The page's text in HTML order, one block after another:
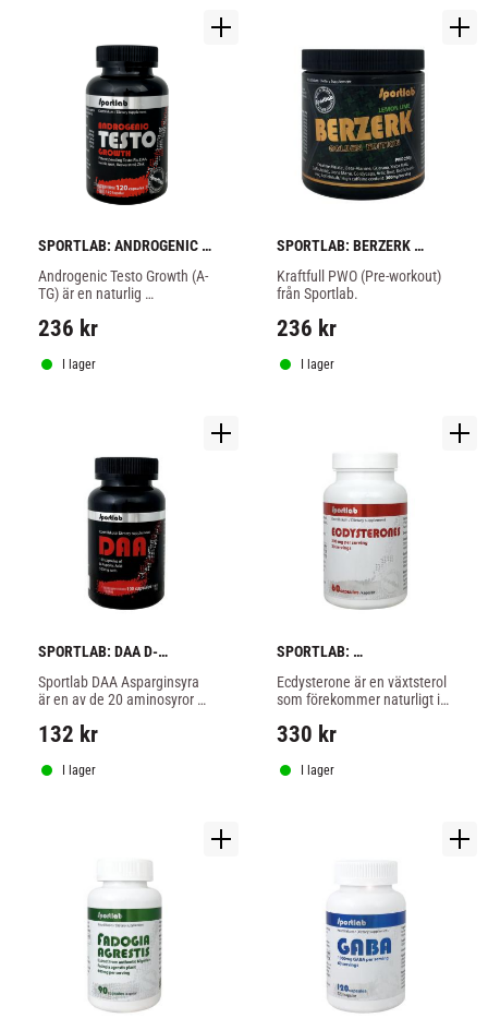
SPORTLAB: ANDROGENIC
TESTO GROWTH - 120
kapslar
Androgenic Testo Growth (A-
TG) är en naturlig
236 kr
I lager
SPORTLAB: BERZERK
GOLDEN EDITION PWO -
250gr
Kraftfull PWO (Pre-workout)
från Sportlab.
236 kr
I lager
SPORTLAB: DAA D-
ASPARTIC ACID - 100
kapslar
Sportlab DAA Asparginsyra
är en av de 20 aminosyror
bildandet av protein.
132 kr
I lager
SPORTLAB:
ECDYSTERONES - 60
kapslar
Ecdysterone är en växtsterol
som förekommer naturligt i
mest förekommande
330 kr
I lager